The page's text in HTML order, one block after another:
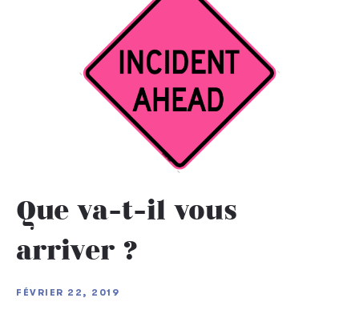
Que va-t-il vous
arriver ?
FÉVRIER 22, 2019